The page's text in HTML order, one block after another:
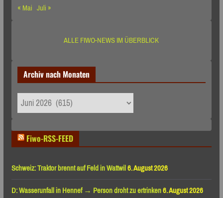
« Mai Juli »
ALLE FIWO-NEWS IM ÜBERBLICK
Archiv nach Monaten
Archiv
nach
Fiwo-RSS-FEED
Schweiz: Traktor brennt auf Feld in Wattwil6. August 2026
D: Wasserunfall in Hennef → Person droht zu ertrinken6. August 2026